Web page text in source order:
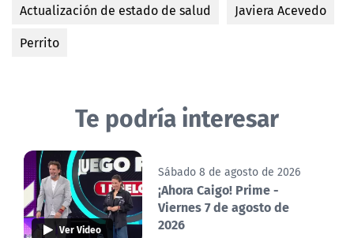
Actualización de estado de salud
Javiera Acevedo
Perrito
Te podría interesar
Ver Video
Sábado 8 de agosto de 2026
¡Ahora Caigo! Prime -
Viernes 7 de agosto de
2026